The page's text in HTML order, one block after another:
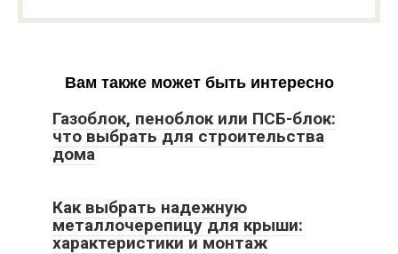
Вам также может быть интересно
Газоблок, пеноблок или ПСБ-блок:
что выбрать для строительства
дома
Как выбрать надежную
металлочерепицу для крыши:
характеристики и монтаж